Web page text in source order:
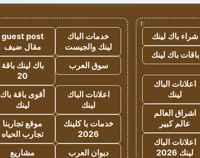
!
شراء باك لينك
باقات باك لينك
اعلانات الباك
لينك
اشراق العالم
عالم كبير
اعلانات الباك
لينك 2026
خدمات الباك
لينك والجيست
guest post
مقال ضيف
سوق العرب
باك لينك باقة
20
اعلانات الباك
لينك
أقوى باقة باك
لينك
خدمات با كلينك
2026
موقع تجاربنا
تجارب الحياه
ديوان العرب
مشاريع